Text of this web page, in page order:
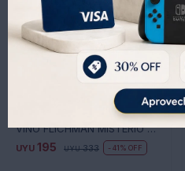
VINO FLICHMAN MISTERIO CABERNET SAUVIGNON 750 ML
UYU 195 UYU 333 41